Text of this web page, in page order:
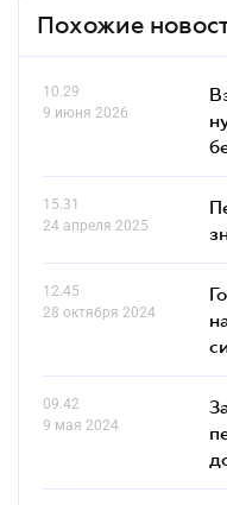
Похожие
10.29
9 июня 2026
15.31
24 апреля 2025
12.45
28 октября 2024
09.42
9 мая 2024